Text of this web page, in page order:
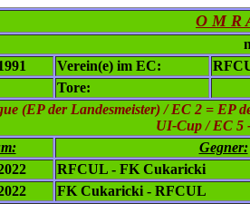
O M R
Verein(e) im EC:
Tore:
(EP der Landesmeister) / EC 2 = EP
UI-Cup / EC 5
Gegner:
RFCUL - FK Cukaricki
FK Cukaricki - RFCUL